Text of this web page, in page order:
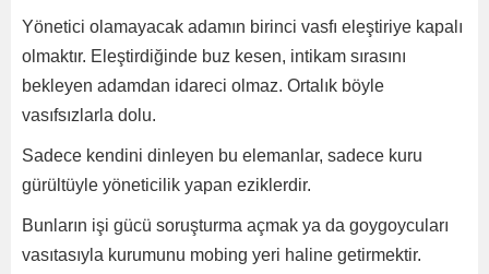
Yönetici olamayacak adamın birinci vasfı eleştiriye kapalı
olmaktır. Eleştirdiğinde buz kesen, intikam sırasını
bekleyen adamdan idareci olmaz. Ortalık böyle
vasıfsızlarla dolu.
Sadece kendini dinleyen bu elemanlar, sadece kuru
gürültüyle yöneticilik yapan eziklerdir.
Bunların işi gücü soruşturma açmak ya da goygoycuları
vasıtasıyla kurumunu mobing yeri haline getirmektir.